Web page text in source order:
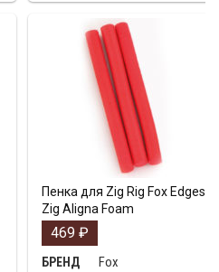
Пенка для Zig Rig Fox Edges
Zig Aligna Foam
469 ₽
БРЕНД
Fox